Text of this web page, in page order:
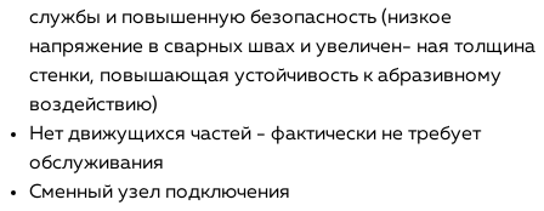
службы и повышенную безопасность (низкое
напряжение в сварных швах и увеличен- ная толщина
стенки, повышающая устойчивость к абразивному
воздействию)
Нет движущихся частей - фактически не требует
обслуживания
Сменный узел подключения